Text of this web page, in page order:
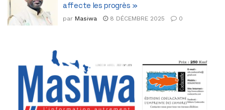
affecte les progrès »
par Masiwa 8 DÉCEMBRE 2025 0